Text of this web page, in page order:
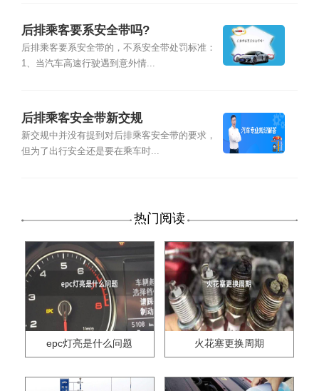
后排乘客要系安全带吗?
后排乘客要系安全带的，不系安全带处罚标准：
1、当汽车高速行驶遇到意外情...
后排乘客安全带新交规
新交规中并没有提到对后排乘客安全带的要求，
但为了出行安全还是要在乘车时...
热门阅读
epc灯亮是什么问题 火花塞更换周期